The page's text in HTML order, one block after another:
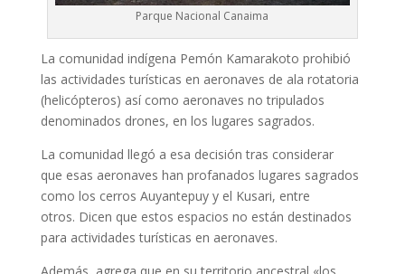
Parque Nacional Canaima
La comunidad indígena Pemón Kamarakoto prohibió
las actividades turísticas en aeronaves de ala rotatoria
(helicópteros) así como aeronaves no tripulados
denominados drones, en los lugares sagrados.
La comunidad llegó a esa decisión tras considerar
que esas aeronaves han profanados lugares sagrados
como los cerros Auyantepuy y el Kusari, entre
otros. Dicen que estos espacios no están destinados
para actividades turísticas en aeronaves.